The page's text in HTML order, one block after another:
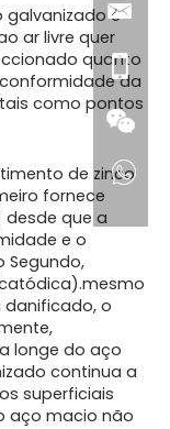
é
ar livre quer
quanto
da
como pontos
de zinco
fornece
que a
e o
Segundo,
danificado, o
longe do aço
continua a
superficiais
aço macio não